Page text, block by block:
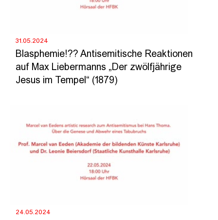
31.05.2024
Blasphemie!?? Antisemitische Reaktionen
auf Max Liebermanns „Der zwölfjährige
Jesus im Tempel“ (1879)
24.05.2024